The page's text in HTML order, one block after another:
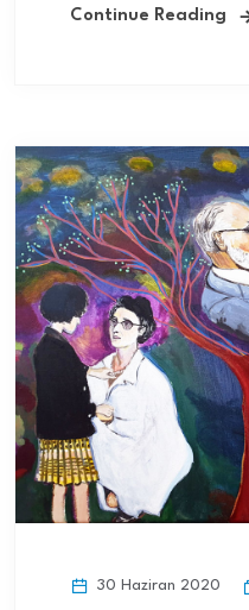
Continue Reading
30 Haziran 2020